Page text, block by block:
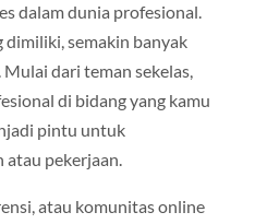
dalam dunia profesional.
dimiliki, semakin banyak
dari teman sekelas,
di bidang yang kamu
pintu untuk
atau pekerjaan.
atau komunitas online